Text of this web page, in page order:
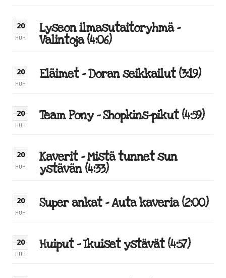
20
HUH
Lyseon ilmasutaitoryhmä –
Valintoja (4:06)
20
HUH
Eläimet – Doran seikkailut (3:19)
20
HUH
Team Pony – Shopkins-pikut (4:59)
20
HUH
Kaverit – Mistä tunnet sun
ystävän (4:33)
20
HUH
Super ankat – Auta kaveria (2:00)
20
HUH
Huiput – Ikuiset ystävät (4:57)